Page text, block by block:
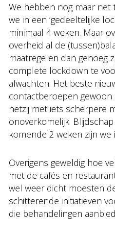
We hebben nog maar net
we in een ‘gedeeltelijke
minimaal 4 weken. Maar
overheid al de
maatregelen dan genoeg
complete lockdown te
afwachten. Het beste
contactberoepen
hetzij met iets scherpere
onoverkomelijk.
komende 2 weken zijn we
Overigens geweldig hoe
met de cafés en
wel weer dicht moesten
schitterende initiatieven
die behandelingen